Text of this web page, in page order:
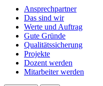
Ansprechpartner
Das sind wir
Werte und Auftrag
Gute Gründe
Qualitätssicherung
Projekte
Dozent werden
Mitarbeiter werden